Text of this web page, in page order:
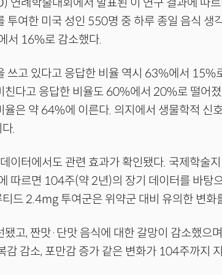
연례학술대회에서 발표된 이 연구 결과에 따
투여한 미국 성인 550명 중 하루 종일 음식 생
서 16%로 감소했다.
쓰고 있다고 응답한 비율 역시 63%에서 15%
친다고 응답한 비율도 60%에서 20%로 떨어
율은 약 64%에 이른다. 의지에서 생물학적 신
.
이터에서도 관련 효과가 확인됐다. 국제학술지
따르면 104주(약 2년)의 장기 데이터를 바탕
드 2.4mg 투여군은 위약군 대비 유의한 변화
고, 짠맛·단맛 음식에 대한 갈망이 감소했으
감 감소, 포만감 증가 같은 변화가 104주까지